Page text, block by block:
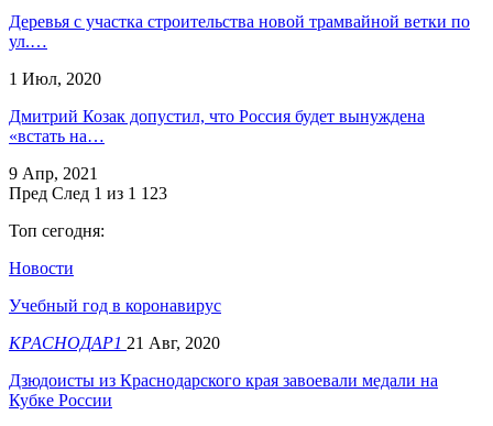
Деревья с участка строительства новой трамвайной ветки по
ул.…
1 Июл, 2020
Дмитрий Козак допустил, что Россия будет вынуждена
«встать на…
9 Апр, 2021
Пред След 1 из 1 123
Топ сегодня:
Новости
Учебный год в коронавирус
КРАСНОДАР1 21 Авг, 2020
Дзюдоисты из Краснодарского края завоевали медали на
Кубке России